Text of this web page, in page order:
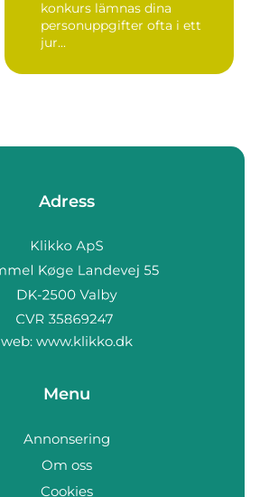
konkurs lämnas dina
personuppgifter ofta i ett
jur...
Adress
web: www.klikko.dk
Menu
Annonsering
Om oss
Cookies